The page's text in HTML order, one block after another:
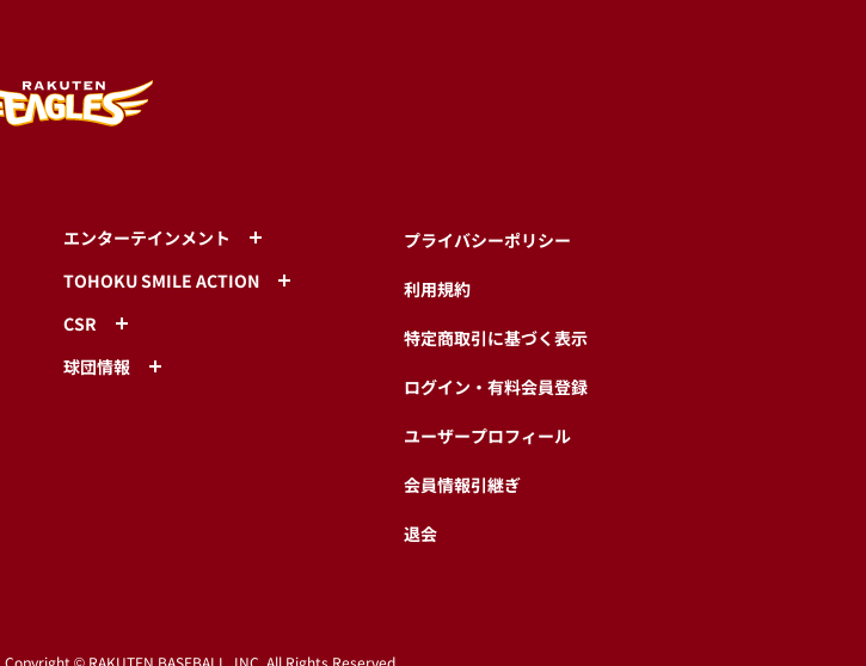
エンターテインメント
TOHOKU SMILE ACTION
CSR
球団情報
プライバシーポリシー
利用規約
特定商取引に基づく表示
ログイン・有料会員登録
ユーザープロフィール
会員情報引継ぎ
退会
Copyright © RAKUTEN BASEBALL, INC. All Rights Reserved.